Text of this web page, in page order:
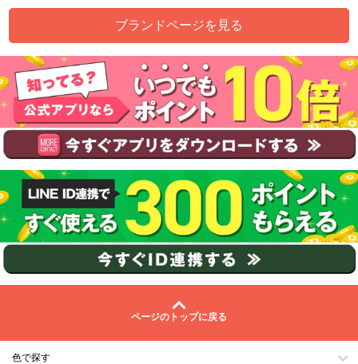
ブランドページを見る
ページのトップに戻る
色で探す